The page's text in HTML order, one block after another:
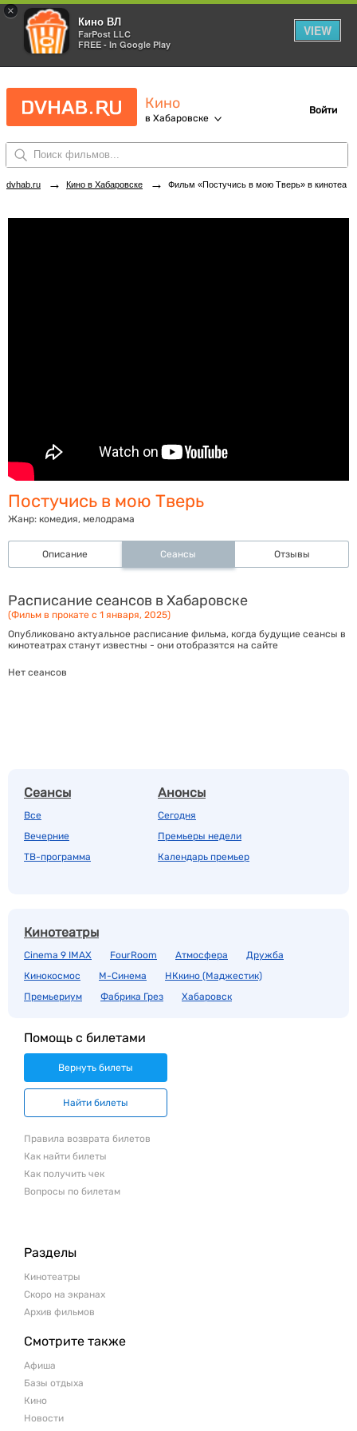
×
Кино ВЛ
FarPost LLC
FREE - In Google Play
VIEW
Кино
в Хабаровске
Войти
dvhab.ru → Кино в Хабаровске → Фильм «Постучись в мою Тверь» в кинотеатрах Хабаровска. Купить билеты!
Постучись в мою Тверь
Жанр: комедия, мелодрама
Описание Сеансы Отзывы
Расписание сеансов в Хабаровске
(Фильм в прокате с 1 января, 2025)
Опубликовано актуальное расписание фильма, когда будущие сеансы в
кинотеатрах станут известны - они отобразятся на сайте
Нет сеансов
Сеансы
Все
Вечерние
ТВ-программа
Анонсы
Сегодня
Премьеры недели
Календарь премьер
Кинотеатры
Cinema 9 IMAX FourRoom Атмосфера
Дружба
Кинокосмос
М-Синема
НКкино (Маджестик)
Премьериум
Фабрика Грез Хабаровск
Помощь с билетами
Вернуть билеты
Найти билеты
Правила возврата билетов
Как найти билеты
Как получить чек
Вопросы по билетам
Разделы
Кинотеатры
Скоро на экранах
Архив фильмов
Смотрите также
Афиша
Базы отдыха
Кино
Новости